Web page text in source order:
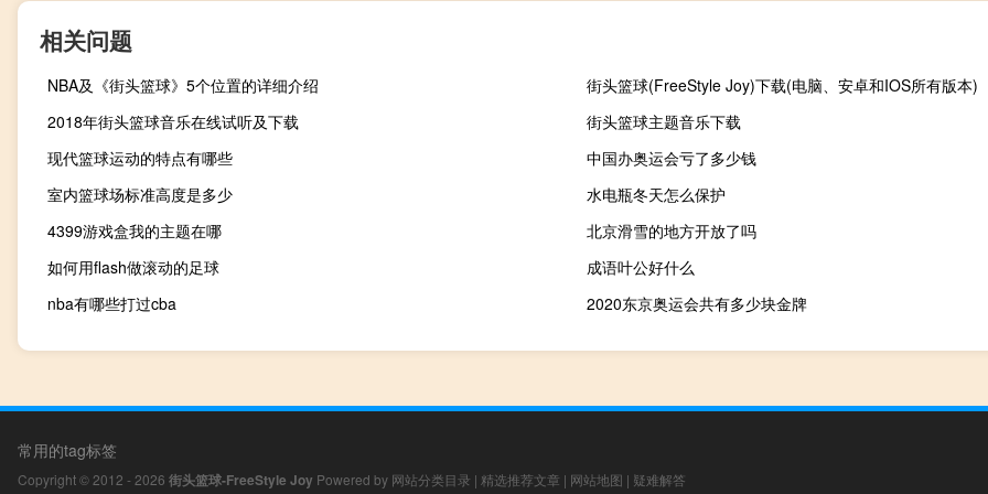
相关问题
NBA及《街头篮球》5个位置的详细介绍
街头篮球(FreeStyle Joy)下载(电脑、安卓和IOS所有版本)
2018年街头篮球音乐在线试听及下载
街头篮球主题音乐下载
现代篮球运动的特点有哪些
中国办奥运会亏了多少钱
室内篮球场标准高度是多少
水电瓶冬天怎么保护
4399游戏盒我的主题在哪
北京滑雪的地方开放了吗
如何用flash做滚动的足球
成语叶公好什么
nba有哪些打过cba
2020东京奥运会共有多少块金牌
常用的tag标签
Copyright © 2012 - 2026 街头篮球-FreeStyle Joy Powered by 网站分类目录 | 精选推荐文章 | 网站地图 | 疑难解答